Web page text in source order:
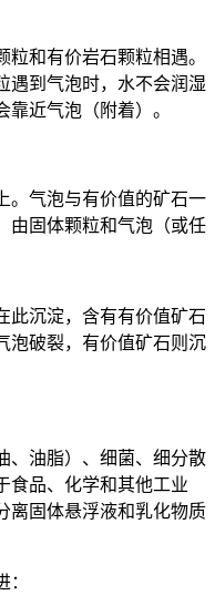
和有价岩石颗粒相遇。
遇到气泡时，水不会润湿
近气泡（附着）。
。气泡与有价值的矿石一
由固体颗粒和气泡（或任
此沉淀，含有有价值矿石
泡破裂，有价值矿石则沉
、油脂）、细菌、细分散
食品、化学和其他工业
离固体悬浮液和乳化物质